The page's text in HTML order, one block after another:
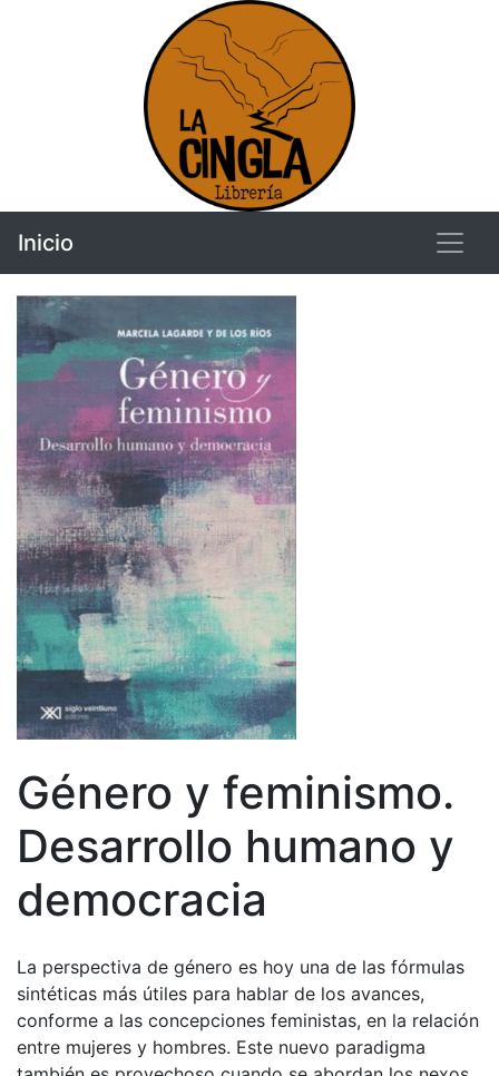
Inicio
Género y feminismo.
Desarrollo humano y
democracia
La perspectiva de género es hoy una de las fórmulas
sintéticas más útiles para hablar de los avances,
conforme a las concepciones feministas, en la relación
entre mujeres y hombres. Este nuevo paradigma